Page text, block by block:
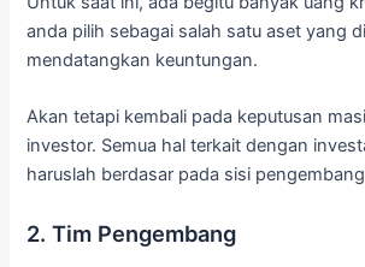
anda pilih sebagai salah satu aset yang
mendatangkan keuntungan.
Akan tetapi kembali pada keputusan
investor. Semua hal terkait dengan
haruslah berdasar pada sisi
2. Tim Pengembang